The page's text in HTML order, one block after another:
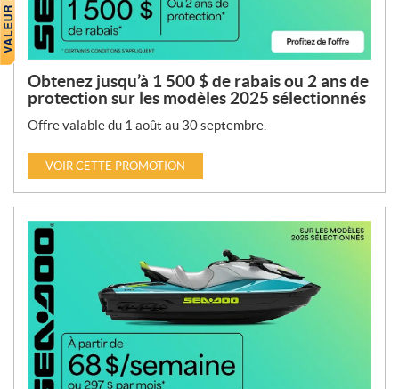
Obtenez jusqu’à 1 500 $ de rabais ou 2 ans de
protection sur les modèles 2025 sélectionnés
Offre valable du 1 août au 30 septembre.
VOIR CETTE PROMOTION